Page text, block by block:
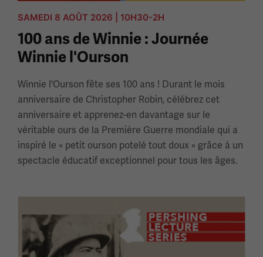
SAMEDI 8 AOÛT 2026 | 10H30-2H
100 ans de Winnie : Journée
Winnie l'Ourson
Winnie l'Ourson fête ses 100 ans ! Durant le mois
anniversaire de Christopher Robin, célébrez cet
anniversaire et apprenez-en davantage sur le
véritable ours de la Première Guerre mondiale qui a
inspiré le « petit ourson potelé tout doux » grâce à un
spectacle éducatif exceptionnel pour tous les âges.